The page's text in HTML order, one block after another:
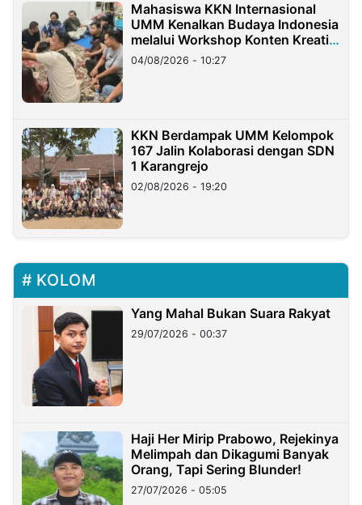
Mahasiswa KKN Internasional
UMM Kenalkan Budaya Indonesia
melalui Workshop Konten Kreatif
di Taiwan
04/08/2026 - 10:27
KKN Berdampak UMM Kelompok
167 Jalin Kolaborasi dengan SDN
1 Karangrejo
02/08/2026 - 19:20
KOLOM
Yang Mahal Bukan Suara Rakyat
29/07/2026 - 00:37
Haji Her Mirip Prabowo, Rejekinya
Melimpah dan Dikagumi Banyak
Orang, Tapi Sering Blunder!
27/07/2026 - 05:05